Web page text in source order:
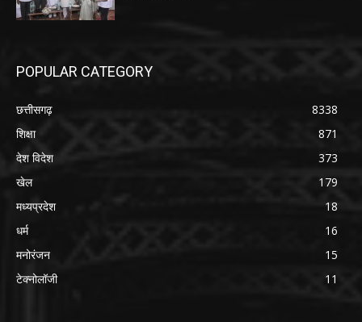
POPULAR CATEGORY
छत्तीसगढ़
8338
शिक्षा
871
देश विदेश
373
खेल
179
मध्यप्रदेश
18
धर्म
16
मनोरंजन
15
टेक्नोलॉजी
11